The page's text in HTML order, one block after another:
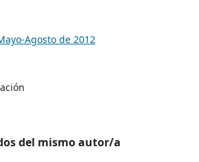
Agosto de 2012
del mismo autor/a